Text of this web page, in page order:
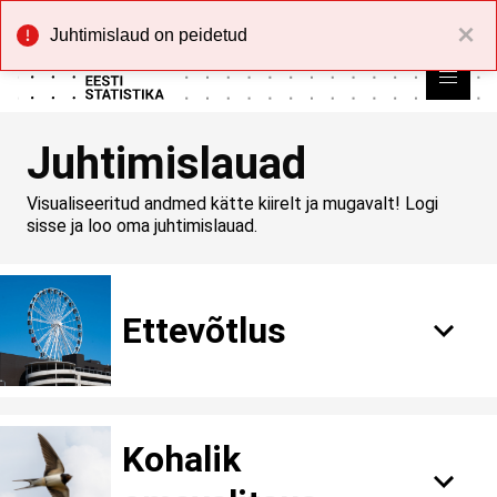
Juhtimislaud on peidetud
Juhtimislauad
Visualiseeritud andmed kätte kiirelt ja mugavalt! Logi
sisse ja loo oma juhtimislauad.
Ettevõtlus
Ehitusmaterjalitööstus
Kohalik